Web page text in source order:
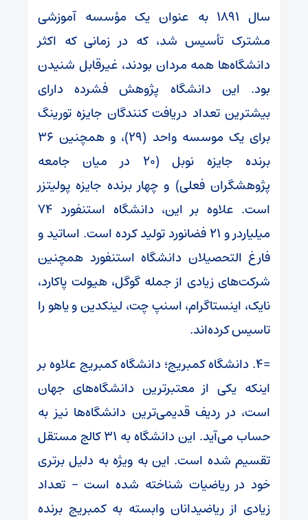
سال ۱۸۹۱ به عنوان یک مؤسسه آموزشی
مشترک تأسیس شد، که در زمانی که اکثر
دانشگاه‌ها همه مردان بودند، غیرقابل شنیدن
بود. این دانشگاه پژوهش فشرده دارای
بیشترین تعداد دریافت کنندگان جایزه تورینگ
برای یک موسسه واحد (۲۹)، و همچنین ۳۶
برنده جایزه نوبل (۲۰ در میان جامعه
پژوهشگران فعلی) و چهار برنده جایزه پولیتزر
است. علاوه بر این، دانشگاه استنفورد ۷۴
میلیاردر و ۲۱ فضانورد تولید کرده است. اساتید و
فارغ التحصیلان دانشگاه استنفورد همچنین
شرکت‌های زیادی از جمله گوگل، هیولت پاکارد،
نایک، اینستاگرام، اسنپ چت، لینکدین و یاهو را
تاسیس کرده‌اند.
=۴. دانشگاه کمبریج؛ دانشگاه کمبریج علاوه بر
اینکه یکی از معتبرترین دانشگاه‌های جهان
است، در ردیف قدیمی‌ترین دانشگاه‌ها نیز به
حساب می‌آید. این دانشگاه به ۳۱ کالج مستقل
تقسیم شده است. این به ویژه به دلیل برتری
خود در ریاضیات شناخته شده است – تعداد
زیادی از ریاضیدانان وابسته به کمبریج برنده